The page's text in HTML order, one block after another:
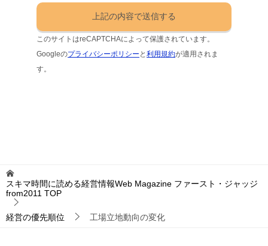
このサイトはreCAPTCHAによって保護されています。
Googleのプライバシーポリシー と利用規約が適用されま
す。
スキマ時間に読める経営情報Web Magazine ファースト・ジャッジ
from2011 TOP
経営の優先順位 工場立地動向の変化